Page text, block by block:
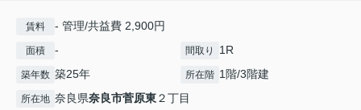
賃料 - 管理/共益費 2,900円
面積 - 間取り 1R
築年数 築25年 所在階 1階/3階建
所在地 奈良県奈良市菅原東２丁目